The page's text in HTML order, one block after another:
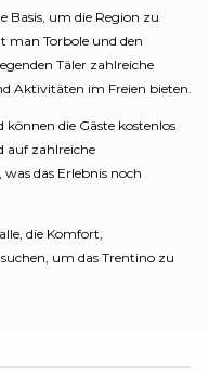
Basis, um die Region zu
man Torbole und den
Täler zahlreiche
Aktivitäten im Freien bieten.
die Gäste kostenlos
auf zahlreiche
das Erlebnis noch
die Komfort,
um das Trentino zu